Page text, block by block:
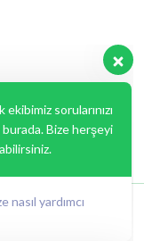
sorularınızı
burada. Bize herşeyi
nasıl yardımcı